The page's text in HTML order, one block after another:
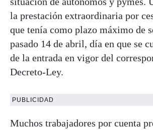
la prestación extraordinaria por
que tenía como plazo máximo de
pasado 14 de abril, día en que se
de la entrada en vigor del
Decreto-Ley.
PUBLICIDAD
Muchos trabajadores por cuenta